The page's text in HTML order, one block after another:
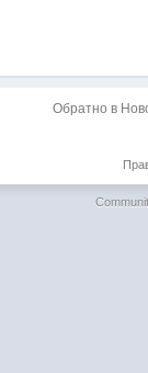
Обратно в